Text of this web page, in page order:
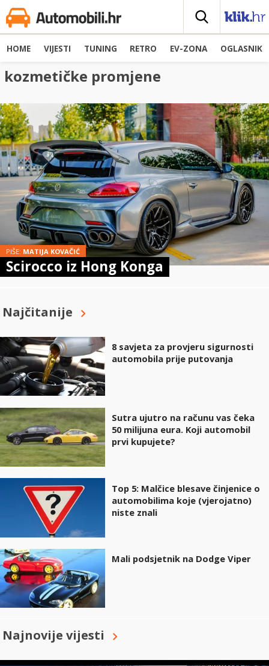
HOME VIJESTI TUNING RETRO EV-ZONA OGLASNIK
kozmetičke promjene
PIŠE: MATIJA KOVAČIĆ
Scirocco iz Hong Konga
Najčitanije
8 savjeta za provjeru sigurnosti
automobila prije putovanja
Sutra ujutro na računu vas čeka
50 milijuna eura. Koji automobil
prvi kupujete?
Top 5: Malčice blesave činjenice o
automobilima koje (vjerojatno)
niste znali
Mali podsjetnik na Dodge Viper
Najnovije vijesti